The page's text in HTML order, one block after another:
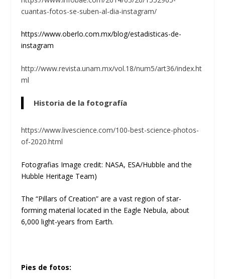
cuantas-fotos-se-suben-al-dia-instagram/
https://www.oberlo.com.mx/blog/estadisticas-de-
instagram
http://www.revista.unam.mx/vol.18/num5/art36/index.ht
ml
Historia de la fotografía
https://www.livescience.com/100-best-science-photos-
of-2020.html
Fotografias Image credit: NASA, ESA/Hubble and the
Hubble Heritage Team)
The “Pillars of Creation” are a vast region of star-
forming material located in the Eagle Nebula, about
6,000 light-years from Earth.
Pies de fotos: